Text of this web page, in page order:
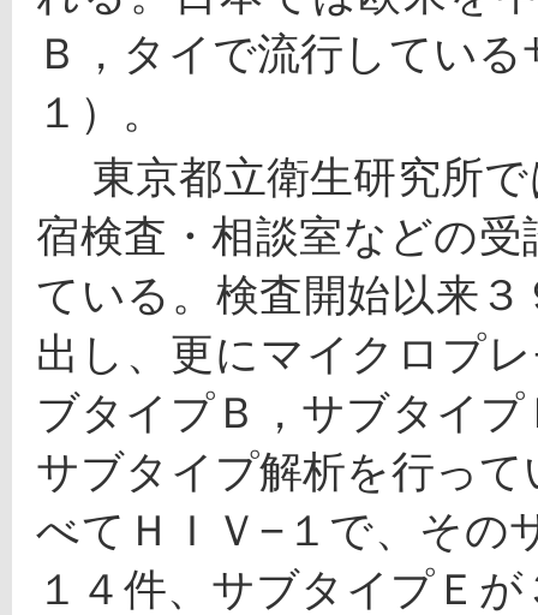
Ｂ，タイで流行してい
１）。
宿検査・相談室などの
ている。検査開始以来
出し、更にマイクロプ
ブタイプＢ，サブタイ
サブタイプ解析を行っ
べてＨＩＶ−１で、その
１４件、サブタイプＥ